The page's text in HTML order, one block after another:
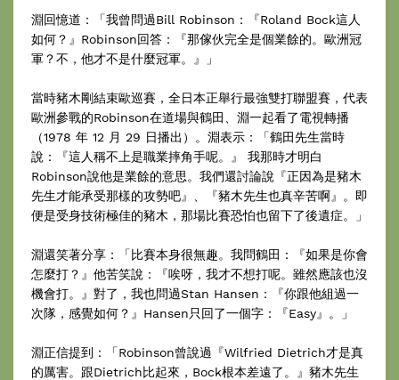
淵回憶道：「我曾問過Bill Robinson：『Roland Bock這人
如何？』Robinson回答：『那傢伙完全是個業餘的。歐洲冠
軍？不，他才不是什麼冠軍。』」
當時豬木剛結束歐巡賽，全日本正舉行最強雙打聯盟賽，代表
歐洲參戰的Robinson在道場與鶴田、淵一起看了電視轉播
（1978 年 12 月 29 日播出）。淵表示：「鶴田先生當時
說：『這人稱不上是職業摔角手呢。』 我那時才明白
Robinson說他是業餘的意思。我們還討論說『正因為是豬木
先生才能承受那樣的攻勢吧』、『豬木先生也真辛苦啊』。即
便是受身技術極佳的豬木，那場比賽恐怕也留下了後遺症。」
淵還笑著分享：「比賽本身很無趣。我問鶴田：『如果是你會
怎麼打？』他苦笑說：『唉呀，我才不想打呢。雖然應該也沒
機會打。』對了，我也問過Stan Hansen：『你跟他組過一
次隊，感覺如何？』Hansen只回了一個字：『Easy』。」
淵正信提到：「Robinson曾說過『Wilfried Dietrich才是真
的厲害。跟Dietrich比起來，Bock根本差遠了。』豬木先生